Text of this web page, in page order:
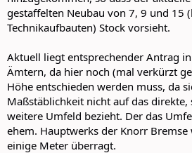
gestaffelten Neubau von 7, 9 und 15
Technikaufbauten) Stock vorsieht.
Aktuell liegt entsprechender Antrag
Ämtern, da hier noch (mal verkürzt
Höhe entschieden werden muss, da
Maßstäblichkeit nicht auf das direkte,
weitere Umfeld bezieht. Der das
ehem. Hauptwerks der Knorr
einige Meter überragt.